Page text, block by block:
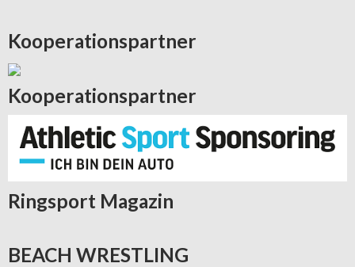
Kooperationspartner
Kooperationspartner
Ringsport Magazin
BEACH WRESTLING